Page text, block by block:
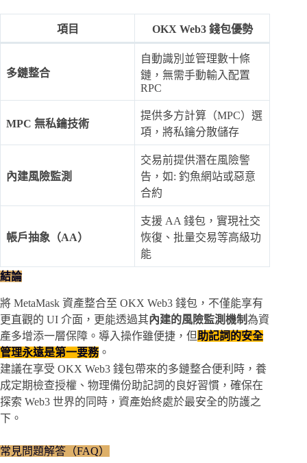
項目 OKX Web3 錢包優勢
多鏈整合
自動識別並管理數十條
鏈，無需手動輸入配置
RPC
MPC 無私鑰技術
提供多方計算（MPC）選
項，將私鑰分散儲存
內建風險監測
交易前提供潛在風險警
告，如: 釣魚網站或惡意
合約
帳戶抽象（AA）
支援 AA 錢包，實現社交
恢復、批量交易等高級功
能
結論
將 MetaMask 資產整合至 OKX Web3 錢包，不僅能享有
更直觀的 UI 介面，更能透過其內建的風險監測機制為資
產多增添一層保障。導入操作雖便捷，但助記詞的安全
管理永遠是第一要務。
建議在享受 OKX Web3 錢包帶來的多鏈整合便利時，養
成定期檢查授權、物理備份助記詞的良好習慣，確保在
探索 Web3 世界的同時，資產始終處於最安全的防護之
下。
常見問題解答（FAQ）